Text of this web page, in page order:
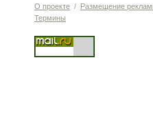
О проекте / Размещение
Термины